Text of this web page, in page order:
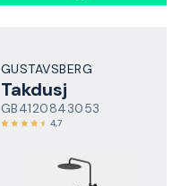
GUSTAVSBERG
Takdusj
GB4120843053
4,7